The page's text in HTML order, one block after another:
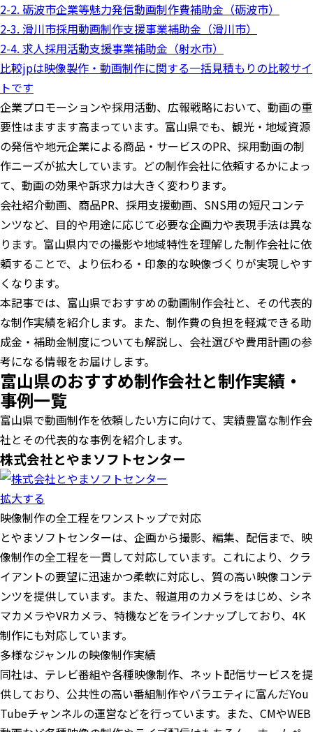
2-2. 砺波市企業等魅力発信動画制作費補助金（砺波市）
2-3. 滑川市採用動画制作支援事業補助金（滑川市）
2-4. 求人採用活動支援事業補助金（射水市）
比較jpは映像製作・動画制作に関する一括見積もりの比較サイ
トです
企業プロモーションや採用活動、広報戦略において、動画の重
要性はますます高まっています。富山県でも、観光・地域資源
の発信や地元企業による商品・サービスのPR、採用動画の制
作ニーズが拡大しています。どの制作会社に依頼するかによっ
て、動画の効果や訴求力は大きく変わります。
会社紹介動画、商品PR、採用支援動画、SNS用の短尺コンテ
ンツなど、目的や用途に応じて必要な企画力や表現手法は異な
ります。富山県内での撮影や地域特性を理解した制作会社に依
頼することで、より伝わる・印象的な映像づくりが実現しやす
くなります。
本記事では、富山県でおすすめの動画制作会社と、その代表的
な制作実績を紹介します。また、制作費の負担を軽減できる助
成金・補助金制度についても解説し、会社選びや費用計画の参
考になる情報をお届けします。
富山県のおすすめ制作会社と制作実績・
事例一覧
富山県で動画制作を依頼したい方に向けて、実績豊富な制作会
社とその代表的な事例を紹介します。
株式会社とやまソフトセンター
拡大する
映像制作の全工程をワンストップで対応
とやまソフトセンターは、企画から撮影、編集、配信まで、映
像制作の全工程を一貫して対応しています。これにより、クラ
イアントの要望に迅速かつ柔軟に対応し、質の高い映像コンテ
ンツを提供しています。また、報道用のカメラをはじめ、シネ
マカメラやVRカメラ、特機などをラインナップしており、4K
制作にも対応しています。
多様なジャンルの映像制作実績
同社は、テレビ番組や各種映像制作、ネット配信サービスを提
供しており、公共性の高い番組制作やバラエティに富んだYou
Tubeチャンネルの運営などを行っています。また、CMやWEB